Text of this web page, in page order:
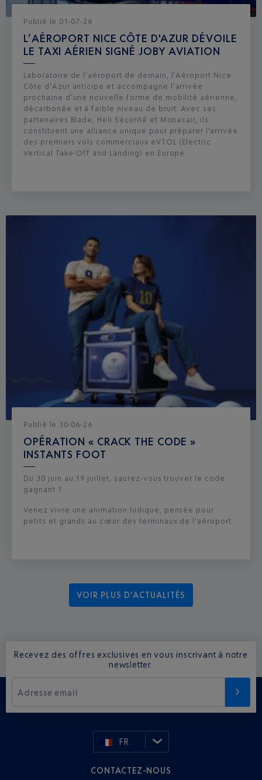
Publié le 01-07-26
L’AÉROPORT NICE CÔTE D'AZUR DÉVOILE
LE TAXI AÉRIEN SIGNÉ JOBY AVIATION
Laboratoire de l’aéroport de demain, l’Aéroport Nice
Côte d’Azur anticipe et accompagne l’arrivée
prochaine d’une nouvelle forme de mobilité aérienne,
décarbonée et à faible niveau de bruit. Avec ses
partenaires Blade, Heli Sécurité et Monacair, ils
constituent une alliance unique pour préparer l'arrivée
des premiers vols commerciaux eVTOL (Electric
Vertical Take-Off and Landing) en Europe.
Publié le 30-06-26
OPÉRATION « CRACK THE CODE »
INSTANTS FOOT
Du 30 juin au 19 juillet, saurez-vous trouver le code
gagnant ?
Venez vivre une animation ludique, pensée pour
petits et grands au cœur des terminaux de l’aéroport.
VOIR PLUS D'ACTUALITÉS
Recevez des offres exclusives en vous inscrivant à notre
newsletter.
Adresse email
FR
CONTACTEZ-NOUS